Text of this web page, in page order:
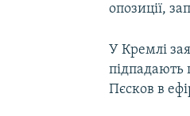
опозиції,
У Кремлі
підпадають
Пєсков в